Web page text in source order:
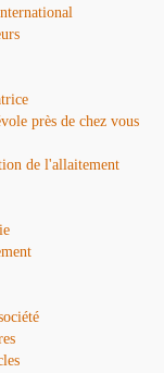
près de chez vous
de l'allaitement